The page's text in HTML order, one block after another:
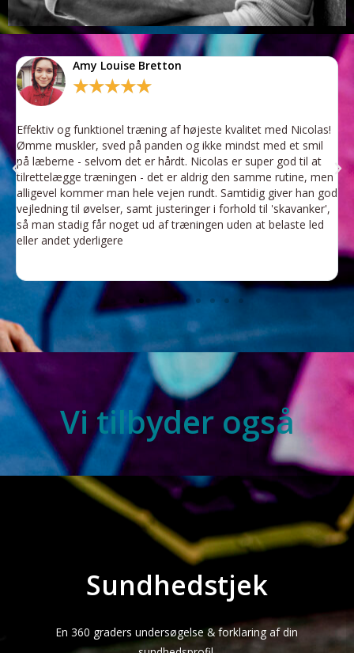
Amy Louise Bretton
★★★★★
Effektiv og funktionel træning af højeste kvalitet med Nicolas!
Ømme muskler, sved på panden og ikke mindst med et smil
på læberne - selvom det er hårdt. Nicolas er super god til at
tilrettelægge træningen - det er aldrig den samme rutine, men
alligevel kommer man hele vejen rundt. Samtidig giver han god
vejledning til øvelser, samt justeringer i forhold til 'skavanker',
så man stadig får noget ud af træningen uden at belaste led
eller andet yderligere
Vi tilbyder også
Sundhedstjek
En 360 graders undersøgelse & forklaring af din